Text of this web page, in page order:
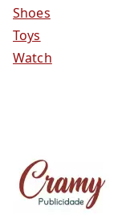
Shoes
Toys
Watch